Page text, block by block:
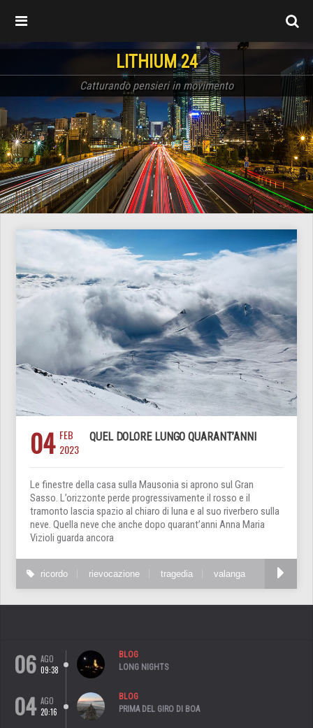
LITHIUM 24
Catturando pensieri in movimento
04 FEB
2023
QUEL DOLORE LUNGO QUARANT’ANNI
Le finestre della casa sulla Mausonia si aprono sul Gran
Sasso. L’orizzonte perde progressivamente il rosso e il
tramonto lascia spazio al chiaro di luna e al suo riverbero sulla
neve. Quella neve che anche dopo quarant’anni Anna Maria
Vizioli guarda ancora
ricordo rievocazione tragedia valanga
06 AGO
09:38
BLOG
LONG NIGHTS
04 AGO
20:16
BLOG
PRIMA DEL GIRO DI BOA